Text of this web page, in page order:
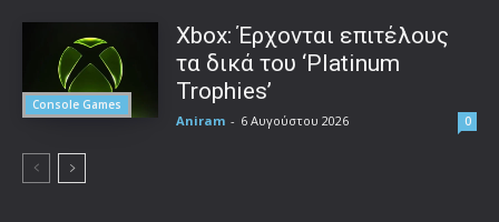
Console Games
Xbox: Έρχονται επιτέλους
τα δικά του ‘Platinum
Trophies’
Aniram - 6 Αυγούστου 2026 0